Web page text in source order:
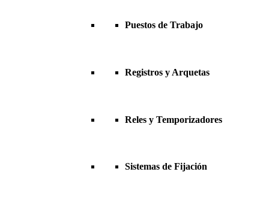
Puestos de Trabajo
Registros y Arquetas
Reles y Temporizadores
Sistemas de Fijación